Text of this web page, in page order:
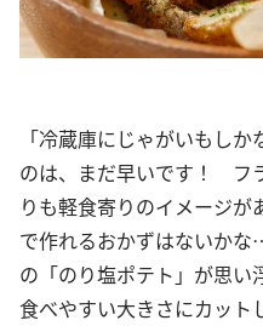
「冷蔵庫にじゃがいもし
のは、まだ早いです！ フ
りも軽食寄りのイメージ
で作れるおかずはないか
の「のり塩ポテト」が思い
食べやすい大きさにカット